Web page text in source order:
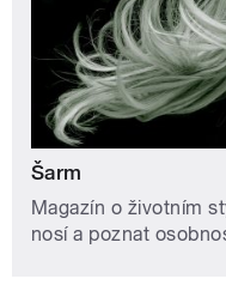
Šarm
Magazín o životním
nosí a poznat